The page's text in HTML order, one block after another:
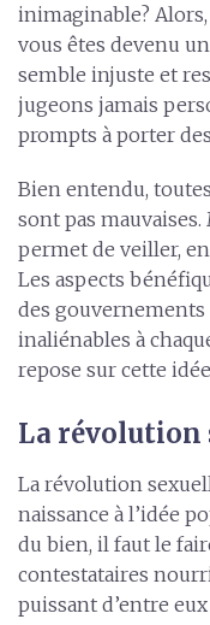
inimaginable?
vous êtes devenu
semble injuste et
jugeons jamais
prompts à porter
Bien entendu,
sont pas
permet de veiller,
Les aspects
des
inaliénables à
repose sur cette
La révolution
La révolution
naissance à l’idée
du bien, il faut le
contestataires
puissant d’entre